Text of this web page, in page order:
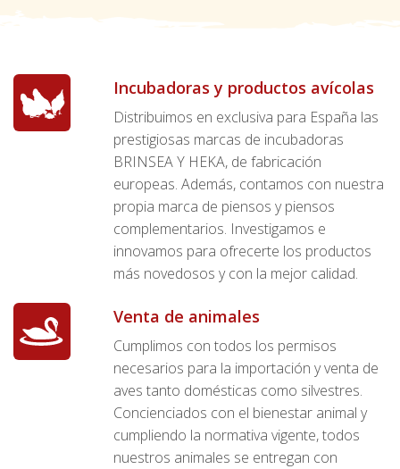
Incubadoras y productos avícolas
Distribuimos en exclusiva para España las
prestigiosas marcas de incubadoras
BRINSEA Y HEKA, de fabricación
europeas. Además, contamos con nuestra
propia marca de piensos y piensos
complementarios. Investigamos e
innovamos para ofrecerte los productos
más novedosos y con la mejor calidad.
Venta de animales
Cumplimos con todos los permisos
necesarios para la importación y venta de
aves tanto domésticas como silvestres.
Concienciados con el bienestar animal y
cumpliendo la normativa vigente, todos
nuestros animales se entregan con